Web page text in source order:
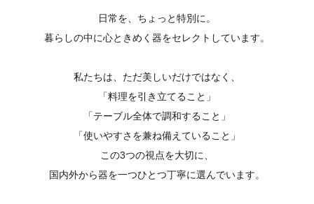
日常を、ちょっと特別に。
暮らしの中に心ときめく器をセレクトしています。
私たちは、ただ美しいだけではなく、
「料理を引き立てること」
「テーブル全体で調和すること」
「使いやすさを兼ね備えていること」
この3つの視点を大切に、
国内外から器を一つひとつ丁寧に選んでいます。